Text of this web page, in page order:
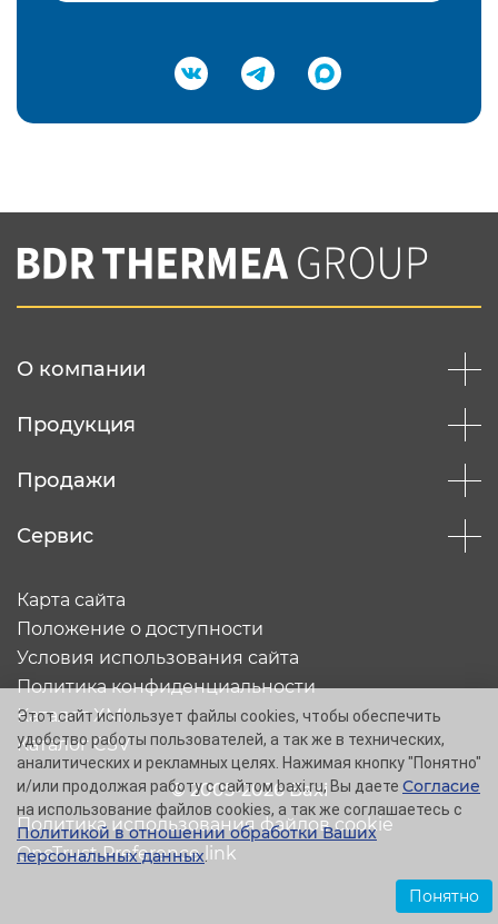
Подтвердить e-mail
Вы соглашаетесь с нашей политикой
конфеденциальности
О компании
Продукция
Продажи
Сервис
© 2005-2026 Baxi
Карта сайта
Положение о доступности
Условия использования сайта
Политика конфиденциальности
Каталог XML
Каталог CSV
Политика использования файлов cookie
OneTrust Preference link
Этот сайт использует файлы cookies, чтобы обеспечить
удобство работы пользователей, а так же в технических,
аналитических и рекламных целях. Нажимая кнопку "Понятно"
и/или продолжая работу с сайтом baxi.ru, Вы даете Согласие
на использование файлов cookies, а так же соглашаетесь с
Политикой в отношении обработки Ваших
персональных данных.
Понятно